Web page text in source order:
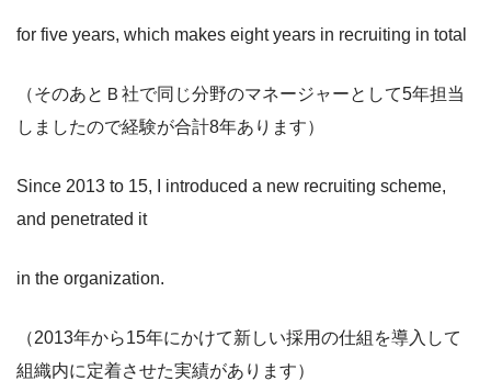
for five years, which makes eight years in recruiting in total
（そのあとＢ社で同じ分野のマネージャーとして5年担当
しましたので経験が合計8年あります）
Since 2013 to 15, I introduced a new recruiting scheme,
and penetrated it
in the organization.
（2013年から15年にかけて新しい採用の仕組を導入して
組織内に定着させた実績があります）